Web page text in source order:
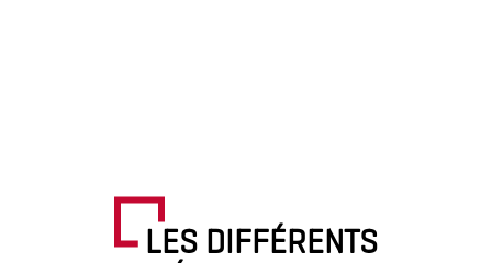
LES DIFFÉRENTS